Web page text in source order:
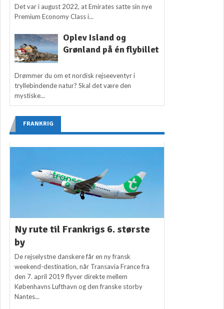
Det var i august 2022, at Emirates satte sin nye
Premium Economy Class i...
Oplev Island og
Grønland på én flybillet
Drømmer du om et nordisk rejseeventyr i
tryllebindende natur? Skal det være den
mystiske...
FRANKRIG
Ny rute til Frankrigs 6. største
by
De rejselystne danskere får en ny fransk
weekend-destination, når Transavia France fra
den 7. april 2019 flyver direkte mellem
Københavns Lufthavn og den franske storby
Nantes...